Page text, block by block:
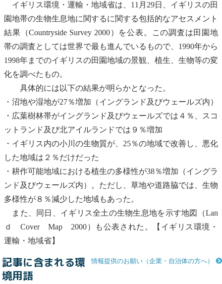
イギリス環境・運輸・地域省は、11月29日、イギリスの田
園地帯の生物生息地に関するに関する包括的なアセスメント
結果（Countryside Survey 2000）を公表。この調査は田 園地
帯の調査としては世界で最も進んでいるもので、1990年から
1998年までのイギリスの田 園地域の景観 植生 、生物等の変
化を調べたもの。
具体的には以下の結果が明らかとなった。
・沼地や湿地が27％増加（イングランド及びウェールズ内）
・広葉樹林帯がイングランド及びウェールズでは４％、スコ
ットランド及び北アイルランドでは９％増加
・イギリス内の小川の生物質が、25％の地域で改善し、悪化
した地域は２％だけだった
・耕作可能地域における植生の多様性が38％増加（イングラ
ンド及びウェールズ内）。ただし、草地や道路脇では、 生物
多様性が８％減少した地域もあった。
また、同日、イギリス全土の生物生息地を示す地図（Lan
ｄ Cover Map 2000）も公表された。【イギリス環境・
運輸・地域省】
情報提供のお願い（企業・自治体の方へ）
記事に含まれる環
境用語